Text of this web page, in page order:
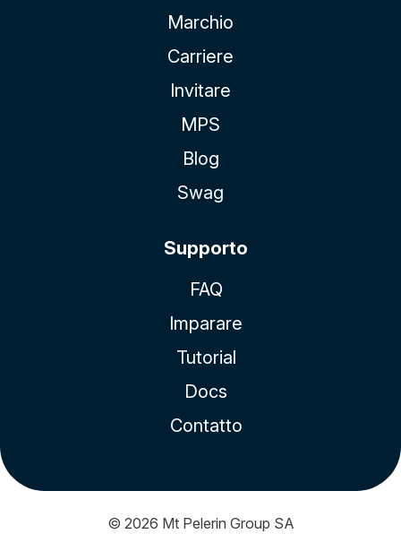
Marchio
Carriere
Invitare
MPS
Blog
Swag
Supporto
FAQ
Imparare
Tutorial
Docs
Contatto
© 2026 Mt Pelerin Group SA